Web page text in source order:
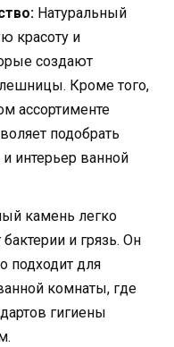
Натуральный
красоту и
создают
Кроме того,
ассортименте
подобрать
интерьер ванной
камень легко
и грязь. Он
подходит для
комнаты, где
гигиены